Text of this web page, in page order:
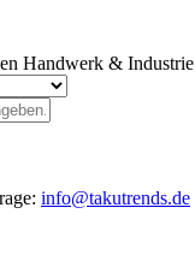
Handwerk & Industrie
info@takutrends.de